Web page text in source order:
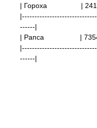
| Гороха |
------|
| Рапса
|
------|